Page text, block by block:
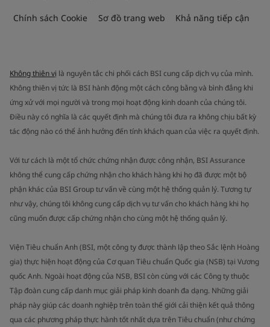
Chính sách Cookie Sơ đồ trang web Khả năng tiếp cận
Không thiên vị là nguyên tắc chi phối cách BSI cung cấp dịch vụ của mình.
Không thiên vị tức là BSI hành động một cách công bằng và bình đẳng khi
ứng xử với mọi người và trong mọi hoạt động kinh doanh của chúng tôi.
Điều này có nghĩa là các quyết định mà chúng tôi đưa ra không chịu bất kỳ
tác động nào có thể ảnh hưởng đến tính khách quan của việc ra quyết định.
Với tư cách là một tổ chức chứng nhận được công nhận, BSI Assurance
không thể cung cấp chứng nhận cho khách hàng khi họ đã được một bộ
phận khác của BSI Group tư vấn về cùng một hệ thống quản lý. Tương tự
như vậy, chúng tôi không cung cấp dịch vụ tư vấn cho khách hàng khi họ
cũng muốn được cấp chứng nhận cho cùng một hệ thống quản lý.
Viện Tiêu chuẩn Anh (BSI, một công ty được thành lập theo Sắc lệnh Hoàng
gia) thực hiện hoạt động của Cơ quan Tiêu chuẩn Quốc gia (NSB) tại Vương
quốc Anh. Ngoài hoạt động của NSB, BSI còn cùng với các Công ty thuộc
Tập đoàn cung cấp danh mục giải pháp kinh doanh đa dạng. Những giải
pháp này giúp các doanh nghiệp trên toàn thế giới cải thiện kết quả thông
qua các phương pháp thực hành tốt nhất dựa trên Tiêu chuẩn (như chứng